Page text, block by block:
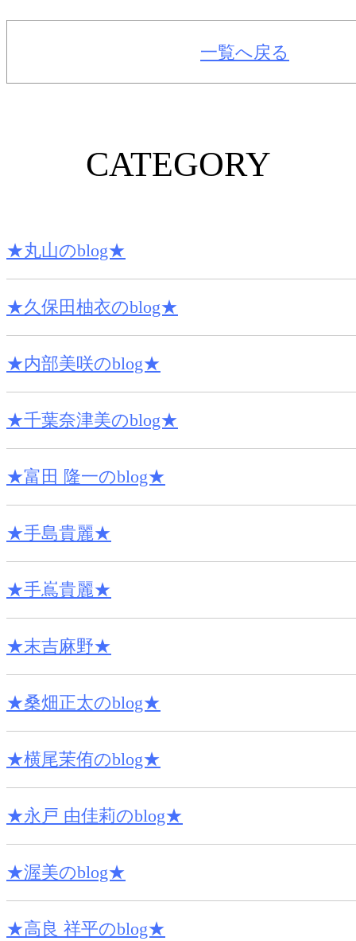
一覧へ戻る
CATEGORY
★丸山のblog★
★久保田柚衣のblog★
★内部美咲のblog★
★千葉奈津美のblog★
★富田 隆一のblog★
★手島貴麗★
★手嶌貴麗★
★末吉麻野★
★桑畑正太のblog★
★横尾茉侑のblog★
★永戸 由佳莉のblog★
★渥美のblog★
★高良 祥平のblog★